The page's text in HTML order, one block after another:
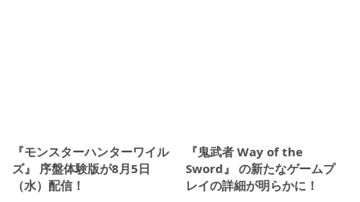
『モンスターハンターワイル
ズ』 序盤体験版が8月5日
（水）配信！
『鬼武者 Way of the
Sword』 の新たなゲームプ
レイの詳細が明らかに！